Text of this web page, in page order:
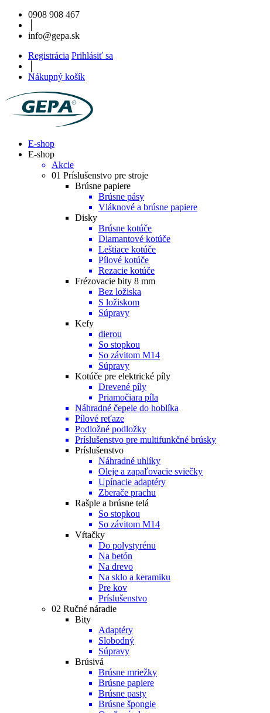
0908 908 467
info@gepa.sk
Registrácia Prihlásiť sa
Nákupný košík
E-shop
E-shop
Akcie
01 Príslušenstvo pre stroje
Brúsne papiere
Brúsne pásy
Vláknové a brúsne papiere
Disky
Brúsne kotúče
Diamantové kotúče
Leštiace kotúče
Pílové kotúče
Rezacie kotúče
Frézovacie bity 8 mm
Bez ložiska
S ložiskom
Súpravy
Kefy
dierou
So stopkou
So závitom M14
Súpravy
Kotúče pre elektrické píly
Drevené píly
Priamočiara píla
Náhradné čepele do hoblíka
Pílové reťaze
Podložné podložky
Príslušenstvo pre multifunkčné brúsky
Príslušenstvo
Náhradné uhlíky
Oleje a zapaľovacie sviečky
Upínacie adaptéry
Zberače prachu
Rašple a brúsne telá
So stopkou
So závitom M14
Vŕtačky
Do polystyrénu
Na betón
Na drevo
Na sklo a keramiku
Pre kov
Príslušenstvo
02 Ručné náradie
Bity
Adaptéry
Slobodný
Súpravy
Brúsivá
Brúsne mriežky
Brúsne papiere
Brúsne pasty
Brúsne špongie